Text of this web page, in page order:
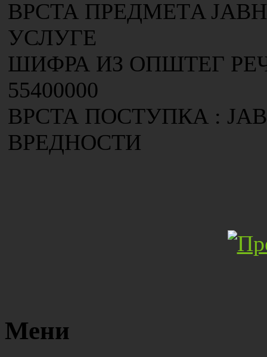
ВРСТА ПРЕДМЕТA
УСЛУГЕ
ШИФРА ИЗ ОПШТЕГ
55400000
ВРСТА ПОСТУПКА :
ВРЕДНОСТИ
Мени